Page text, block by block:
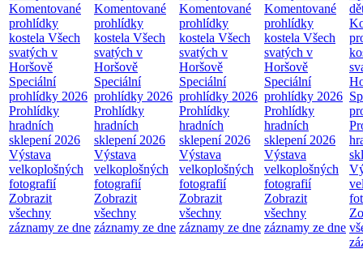
Komentované
prohlídky
kostela Všech
svatých v
Horšově
Speciální
prohlídky 2026
Prohlídky
hradních
sklepení 2026
Výstava
velkoplošných
fotografií
Zobrazit
všechny
záznamy ze dne
Komentované
prohlídky
kostela Všech
svatých v
Horšově
Speciální
prohlídky 2026
Prohlídky
hradních
sklepení 2026
Výstava
velkoplošných
fotografií
Zobrazit
všechny
záznamy ze dne
Komentované
prohlídky
kostela Všech
svatých v
Horšově
Speciální
prohlídky 2026
Prohlídky
hradních
sklepení 2026
Výstava
velkoplošných
fotografií
Zobrazit
všechny
záznamy ze dne
Komentované
prohlídky
kostela Všech
svatých v
Horšově
Speciální
prohlídky 2026
Prohlídky
hradních
sklepení 2026
Výstava
velkoplošných
fotografií
Zobrazit
všechny
záznamy ze dne